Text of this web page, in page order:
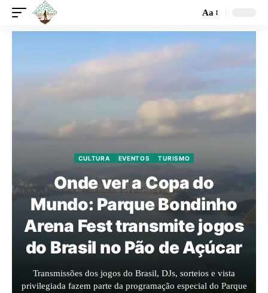
Aa
CULTURA EVENTOS TURISMO
Onde ver a Copa do
Mundo: Parque Bondinho
Arena Fest transmite jogos
do Brasil no Pão de Açúcar
Transmissões dos jogos do Brasil, DJs, sorteios e vista
privilegiada fazem parte da programação especial do Parque